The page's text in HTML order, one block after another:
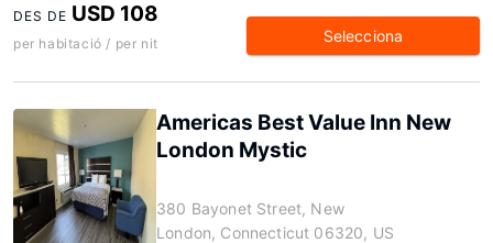
DES DE USD 108
per habitació / per nit Selecciona
Americas Best Value Inn New
London Mystic
380 Bayonet Street, New
London, Connecticut 06320, US